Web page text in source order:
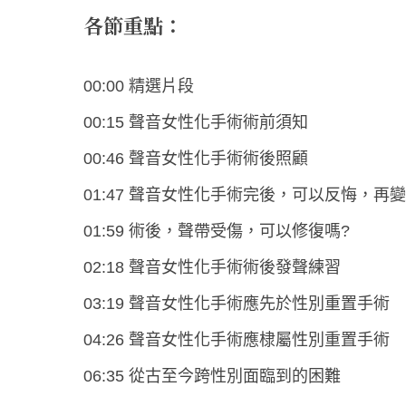
各節重點：
00:00 精選片段
00:15 聲音女性化手術術前須知
00:46 聲音女性化手術術後照顧
01:47 聲音女性化手術完後，可以反悔，再
01:59 術後，聲帶受傷，可以修復嗎?
02:18 聲音女性化手術術後發聲練習
03:19 聲音女性化手術應先於性別重置手術
04:26 聲音女性化手術應棣屬性別重置手術
06:35 從古至今跨性別面臨到的困難